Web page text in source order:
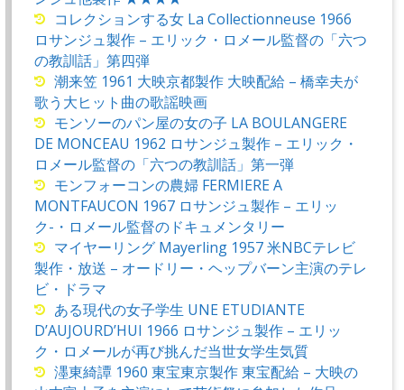
コレクションする女 La Collectionneuse 1966
ロサンジュ製作 – エリック・ロメール監督の「六つ
の教訓話」第四弾
潮来笠 1961 大映京都製作 大映配給 – 橋幸夫が
歌う大ヒット曲の歌謡映画
モンソーのパン屋の女の子 LA BOULANGERE
DE MONCEAU 1962 ロサンジュ製作 – エリック・
ロメール監督の「六つの教訓話」第一弾
モンフォーコンの農婦 FERMIERE A
MONTFAUCON 1967 ロサンジュ製作 – エリッ
ク-・ロメール監督のドキュメンタリー
マイヤーリング Mayerling 1957 米NBCテレビ
製作・放送 – オードリー・ヘップバーン主演のテレ
ビ・ドラマ
ある現代の女子学生 UNE ETUDIANTE
D’AUJOURD’HUI 1966 ロサンジュ製作 – エリッ
ク・ロメールが再び挑んだ当世女学生気質
濹東綺譚 1960 東宝東京製作 東宝配給 – 大映の